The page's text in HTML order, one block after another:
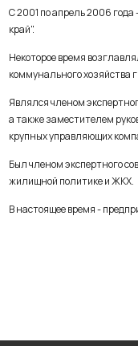
С 2001 по апрель 2006
край".
Некоторое время
коммунального хозяйства
Являлся членом
а также заместителем
крупных управляющих
Был членом экспертного
жилищной политике и ЖКХ.
В настоящее время -